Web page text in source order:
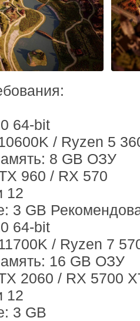
64-bit
/ Ryzen 5
8 GB ОЗУ
960 / RX 570
12
3 GB
64-bit
/ Ryzen 7
16 GB ОЗУ
2060 / RX 5700
12
3 GB